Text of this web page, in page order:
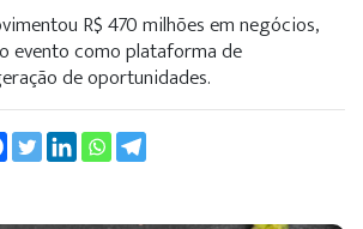
R$ 470 milhões em negócios,
evento como plataforma de
de oportunidades.